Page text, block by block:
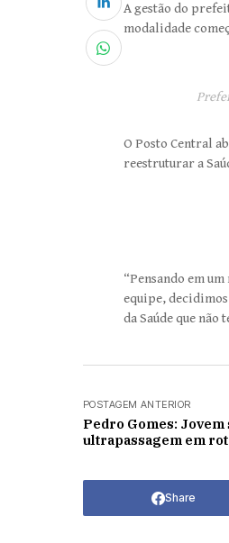
A gestão do
modalidade
O Posto Central
reestruturar a
“Pensando em
equipe,
da Saúde que
POSTAGEM ANTERIOR
Pedro Gomes:
ultrapassagem em
Share